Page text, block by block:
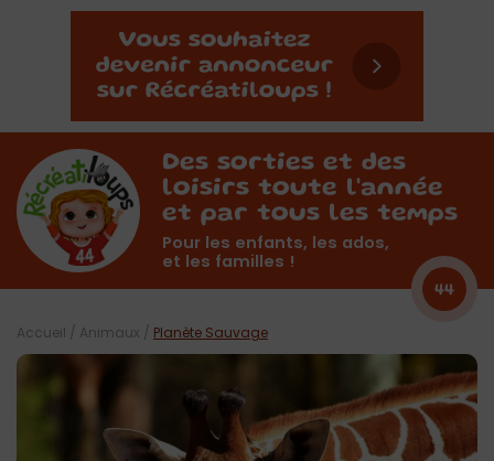
Des sorties et des
loisirs toute l'année
et par tous les temps
Pour les enfants, les ados,
et les familles !
44
Accueil / Animaux / Planète Sauvage